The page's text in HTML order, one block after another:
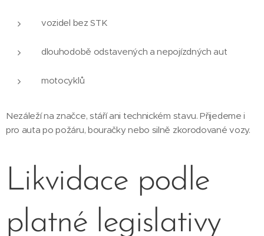
vozidel bez STK
dlouhodobě odstavených a nepojízdných aut
motocyklů
Nezáleží na značce, stáří ani technickém stavu. Přijedeme i
pro auta po požáru, bouračky nebo silně zkorodované vozy.
Likvidace podle
platné legislativy